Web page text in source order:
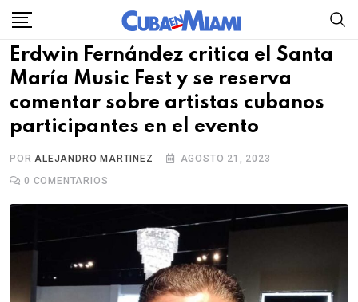
Skip
content
Erdwin Fernández critica el Santa
María Music Fest y se reserva
comentar sobre artistas cubanos
participantes en el evento
PORALEJANDRO MARTINEZ
AGOSTO 21, 2023
0 COMENTARIOS